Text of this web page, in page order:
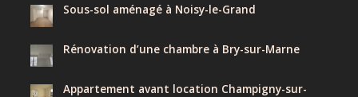
Sous-sol aménagé à Noisy-le-Grand
Rénovation d’une chambre à Bry-sur-Marne
Appartement avant location Champigny-sur-